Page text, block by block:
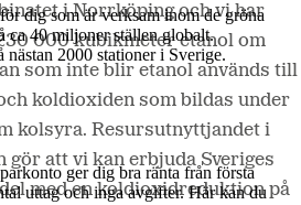
dig som är verksam inom de gröna
ca 40 miljoner ställen globalt.
nästan 2000 stationer i Sverige.
ger dig bra ränta från första
uttag och inga avgifter. Här kan du
i Norrköping och vi har
000 kubikmeter etanol om
som inte blir etanol används till
koldioxiden som bildas under
kolsyra. Resursutnyttjandet i
att vi kan erbjuda Sveriges
med en koldioxidreduktion på